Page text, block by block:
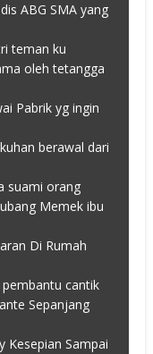
ABG SMA yang
teman ku
oleh tetangga
Pabrik yg ingin
berawal dari
suami orang
Memek ibu
Di Rumah
cantik
Sepanjang
Kesepian Sampai